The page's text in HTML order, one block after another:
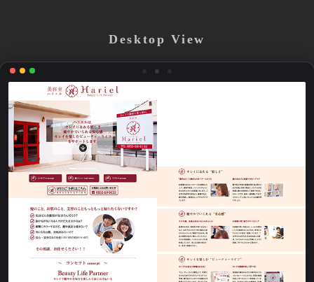
Desktop View